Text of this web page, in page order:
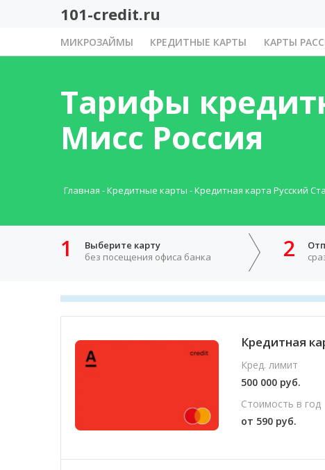
101-credit.ru
МИКРОЗАЙМЫ КРЕДИТНЫЕ КАРТЫ КАРТЫ
Тарифы
Мисс Россия
Главная -Кредитные карты -Кредитная карта Русский
1
Выберите карту
без посещения офиса банка
2
Кредитная
Кред. лимит
500 000 руб.
Стоимость в год
от 590 руб.